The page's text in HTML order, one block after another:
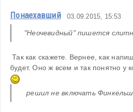
Понаехавший 03.09.2015, 15:53
"Неочевидный" пишется
Так как скажете. Вернее, как напишете/оставите, так и
решил не включать